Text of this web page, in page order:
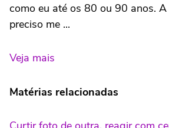
como eu até os 80 ou 90 anos.
preciso me ...
Veja mais
Matérias relacionadas